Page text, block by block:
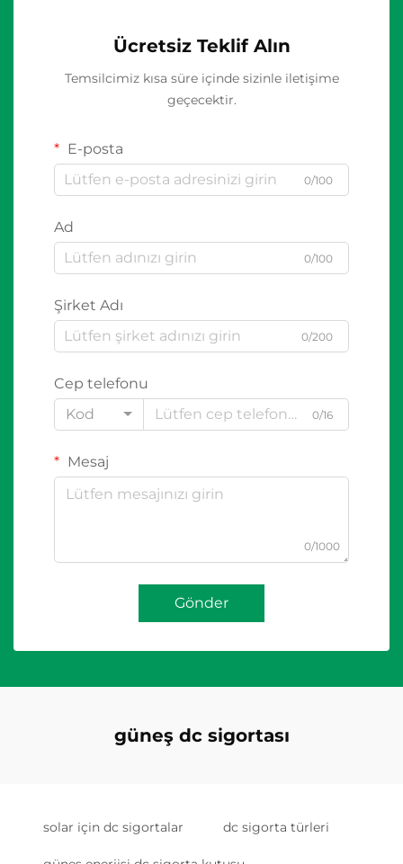
Ücretsiz Teklif Alın
Temsilcimiz kısa süre içinde sizinle iletişime
geçecektir.
E-posta
0/100
Ad
0/100
Şirket Adı
0/200
Cep telefonu
Kod
0/16
Mesaj
0/1000
Gönder
güneş dc sigortası
solar için dc sigortalar dc sigorta türleri